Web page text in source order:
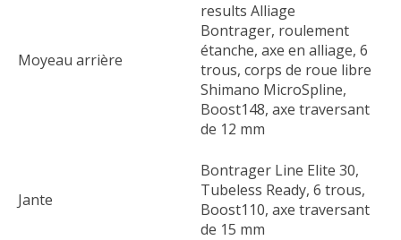
Moyeau arrière
results Alliage
Bontrager, roulement
étanche, axe en alliage, 6
trous, corps de roue libre
Shimano MicroSpline,
Boost148, axe traversant
de 12 mm
Jante
Bontrager Line Elite 30,
Tubeless Ready, 6 trous,
Boost110, axe traversant
de 15 mm